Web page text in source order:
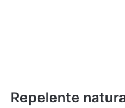
Repelente